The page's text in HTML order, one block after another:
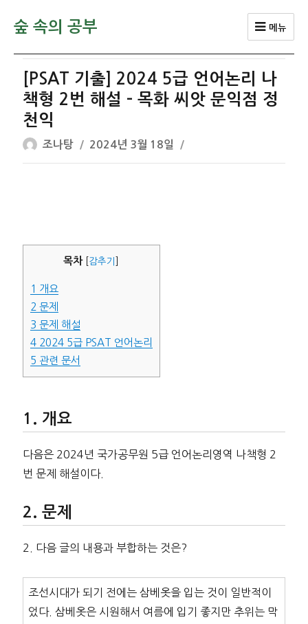
숲 속의 공부 메뉴
[PSAT 기출] 2024 5급 언어논리 나
책형 2번 해설 – 목화 씨앗 문익점 정
천익
글
쓴
조나탕
작
성
2024년 3월 18일
목차 감추기
1 개요
2 문제
3 문제 해설
42024 5급 PSAT 언어논리
5 관련 문서
개요
다음은 2024년 국가공무원 5급 언어논리영역 나책형 2
번 문제 해설이다.
문제
2. 다음 글의 내용과 부합하는 것은?
조선시대가 되기 전에는 삼베옷을 입는 것이 일반적이
었다. 삼베옷은 시원해서 여름에 입기 좋지만 추위는 막